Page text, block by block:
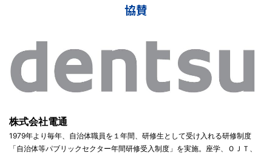
協賛
株式会社電通
1979年より毎年、自治体職員を１年間、研修生として受け入れる研修制度
「自治体等パブリックセクター年間研修受入制度」を実施。座学、ＯＪＴ、